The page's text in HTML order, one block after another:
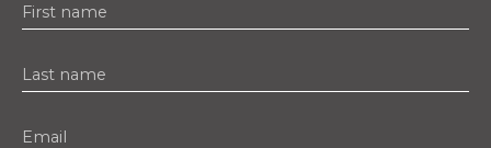
First name
Last name
Email